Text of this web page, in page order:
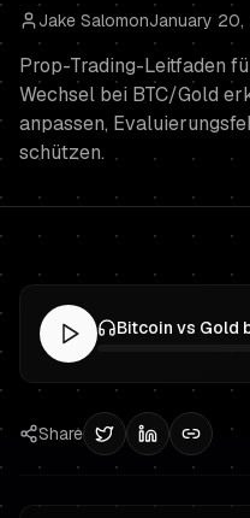
Jake SalomonJanuary
Prop-Trading-Leitfaden
Wechsel bei BTC/Gold
anpassen,
schützen.
Share